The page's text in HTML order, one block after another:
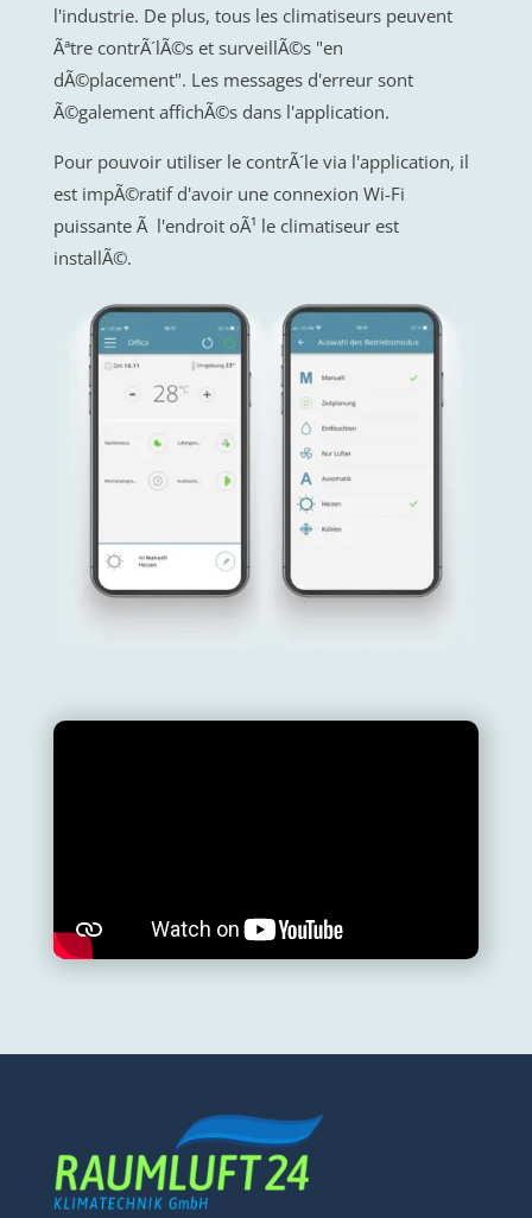
l'industrie. De plus, tous les climatiseurs peuvent
Ãªtre contrÃ´lÃ©s et surveillÃ©s "en
dÃ©placement". Les messages d'erreur sont
Ã©galement affichÃ©s dans l'application.
Pour pouvoir utiliser le contrÃ´le via l'application, il
est impÃ©ratif d'avoir une connexion Wi-Fi
puissante Ã l'endroit oÃ¹ le climatiseur est
installÃ©.